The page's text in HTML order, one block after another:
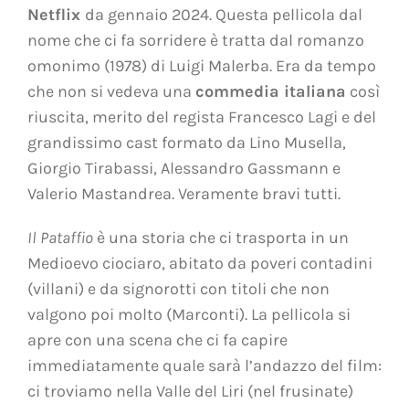
Netflix da gennaio 2024. Questa pellicola dal
nome che ci fa sorridere è tratta dal romanzo
omonimo (1978) di Luigi Malerba. Era da tempo
che non si vedeva una commedia italiana così
riuscita, merito del regista Francesco Lagi e del
grandissimo cast formato da Lino Musella,
Giorgio Tirabassi, Alessandro Gassmann e
Valerio Mastandrea. Veramente bravi tutti.
Il Pataffio è una storia che ci trasporta in un
Medioevo ciociaro, abitato da poveri contadini
(villani) e da signorotti con titoli che non
valgono poi molto (Marconti). La pellicola si
apre con una scena che ci fa capire
immediatamente quale sarà l’andazzo del film:
ci troviamo nella Valle del Liri (nel frusinate)